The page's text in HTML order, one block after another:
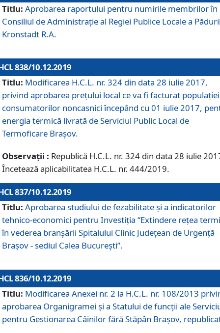
Titlu: Aprobarea raportului pentru numirile membrilor în
Consiliul de Administraţie al Regiei Publice Locale a
Kronstadt R.A.
838/10.12.2019
Titlu: Modificarea H.C.L. nr. 324 din data 28 iulie 2017,
privind aprobarea preţului local ce va fi facturat
consumatorilor noncasnici începând cu 01 iulie 2017,
energia termică livrată de Serviciul Public Local de
Termoficare Braşov.
Observații : Republică H.C.L. nr. 324 din data 28 iulie
Încetează aplicabilitatea H.C.L. nr. 444/2019.
837/10.12.2019
Titlu: Aprobarea studiului de fezabilitate și a indicatorilor
tehnico-economici pentru Investiția “Extindere rețea
în vederea branșării Spitalului Clinic Județean de Urgență
Brașov - sediul Calea București”.
836/10.12.2019
Titlu: Modificarea Anexei nr. 2 la H.C.L. nr. 108/2013
aprobarea Organigramei şi a Statului de funcții ale
pentru Gestionarea Câinilor fără Stăpân Brașov,